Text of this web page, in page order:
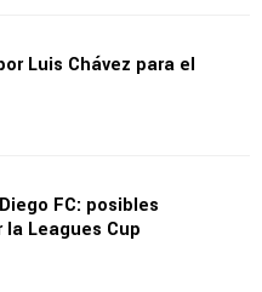
Luis Chávez para el
FC: posibles
Leagues Cup